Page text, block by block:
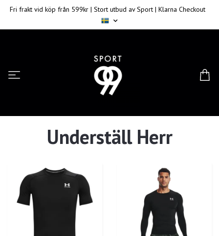
Fri frakt vid köp från 599kr | Stort utbud av Sport | Klarna Checkout
Underställ Herr